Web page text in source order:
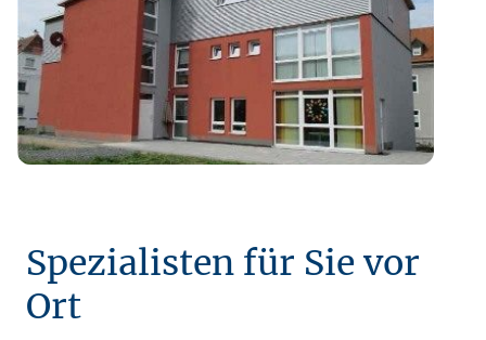
Spezialisten für Sie vor
Ort